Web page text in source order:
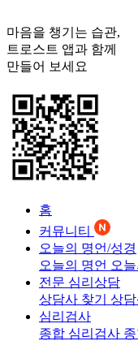
마음을 챙기는 습관,
트로스트 앱과 함께
만들어 보세요
홈
커뮤니티
오늘의 명언/성경
오늘의 명언 오
전문 심리상담
상담사 찾기 상담
심리검사
종합 심리검사